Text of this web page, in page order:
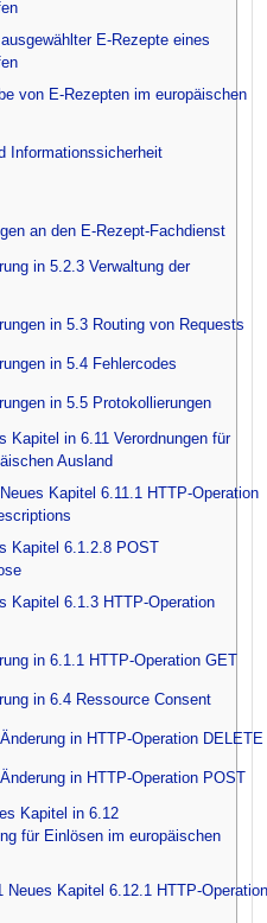
E-Rezepte eines
von E-Rezepten im europäischen
Informationssicherheit
an den E-Rezept-Fachdienst
in 5.2.3 Verwaltung der
in 5.3 Routing von Requests
in 5.4 Fehlercodes
in 5.5 Protokollierungen
Kapitel in 6.11 Verordnungen für
Ausland
Kapitel 6.11.1 HTTP-Operation
Kapitel 6.1.2.8 POST
Kapitel 6.1.3 HTTP-Operation
in 6.1.1 HTTP-Operation GET
in 6.4 Ressource Consent
in HTTP-Operation DELETE
in HTTP-Operation POST
Kapitel in 6.12
für Einlösen im europäischen
Neues Kapitel 6.12.1 HTTP-Operation